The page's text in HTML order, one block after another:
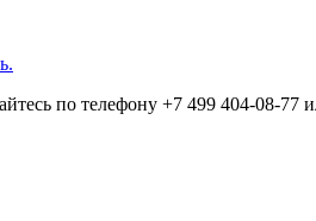
по телефону ‪+7 499 404-08-77